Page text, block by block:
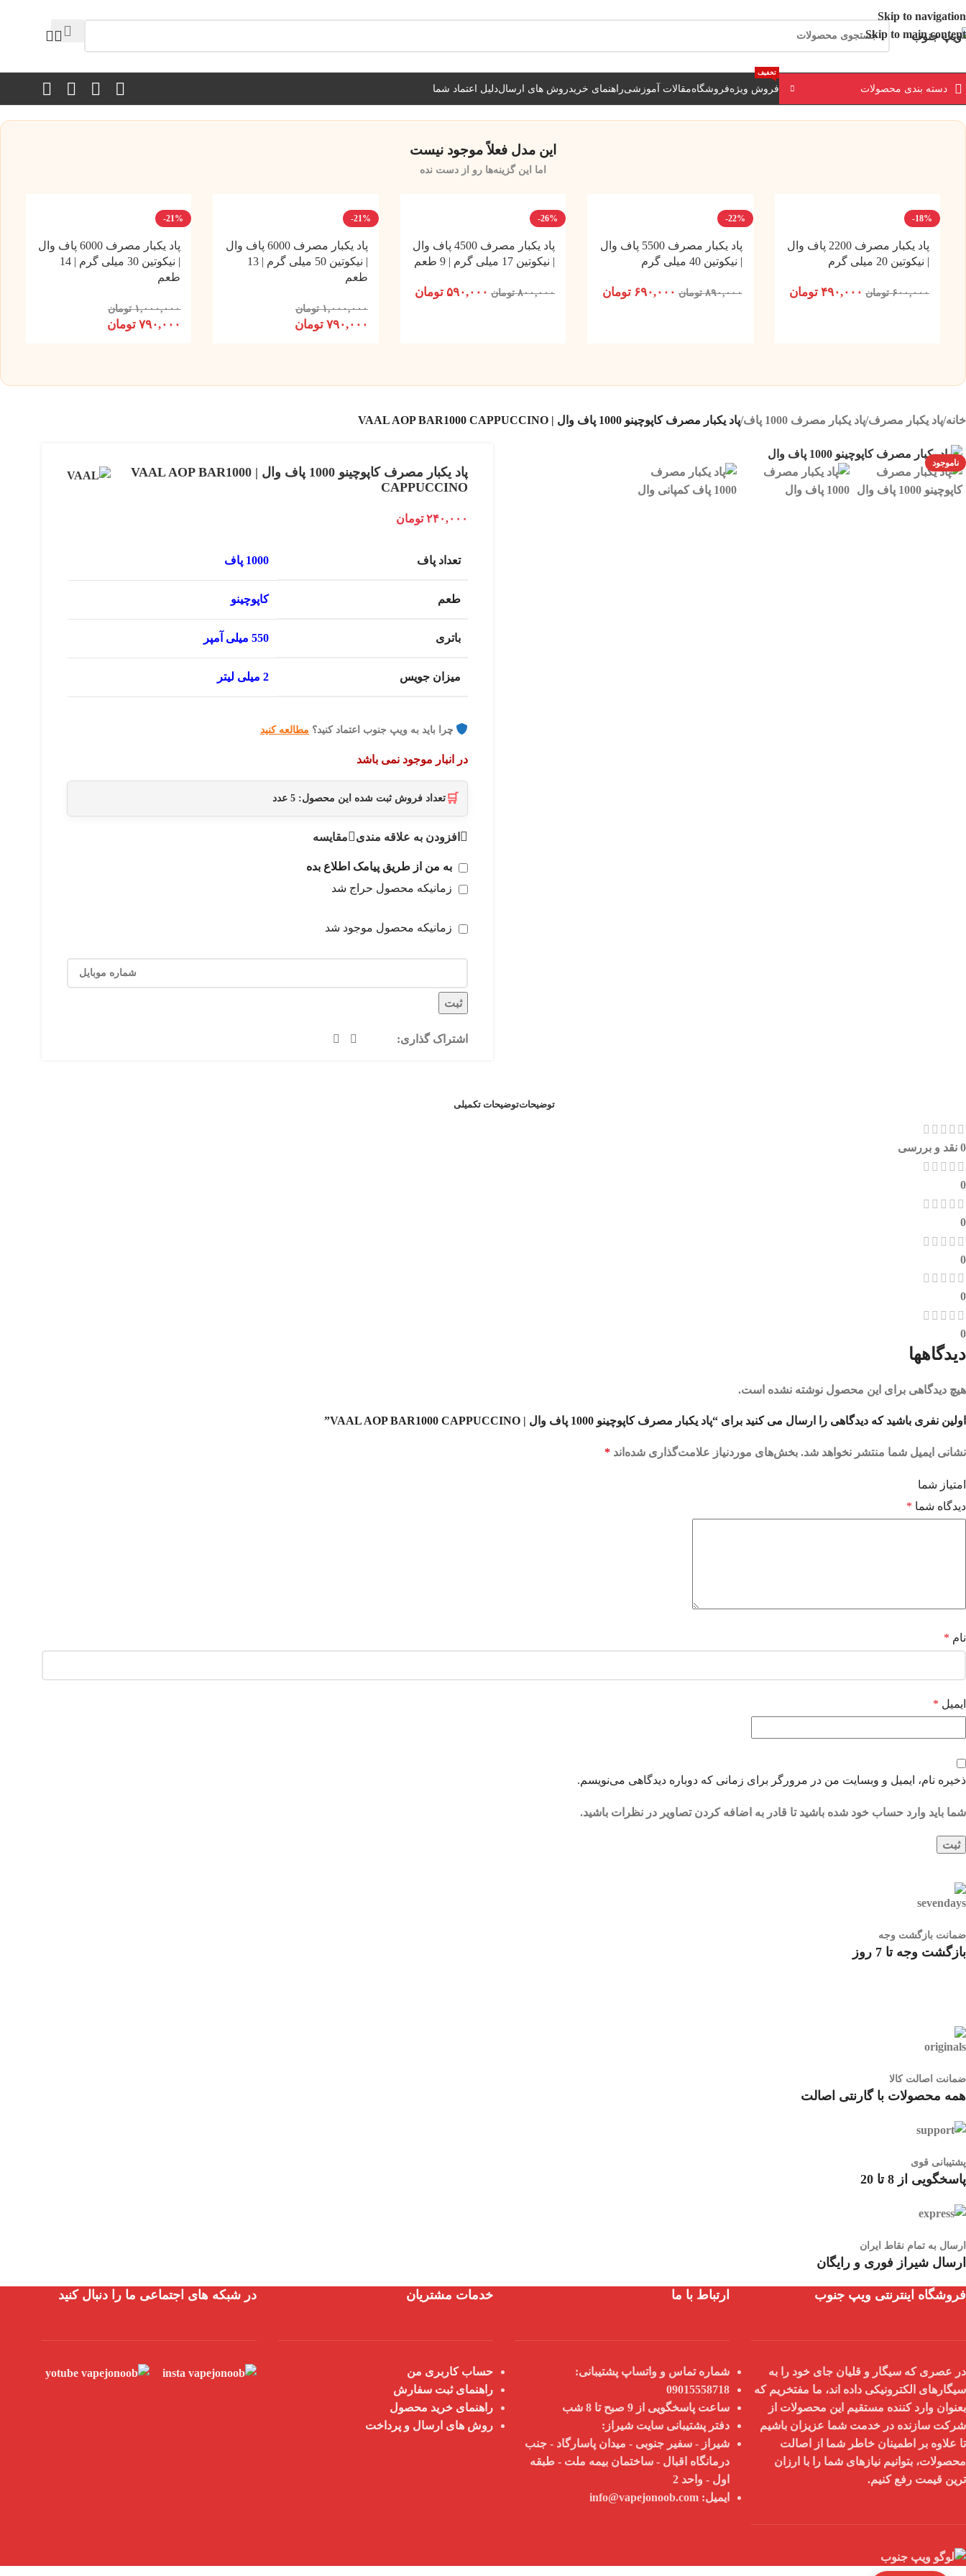
Skip to navigation
Skip to main content
دسته بندی محصولات فروش ویژه
تخفیف
فروشگاهمقالات آموزشیراهنمای خریدروش های ارسالدلیل اعتماد شما
این مدل فعلاً موجود نیست
اما این گزینه‌ها رو از دست نده
-18%
پاد یکبار مصرف 2200 پاف وال
| نیکوتین 20 میلی گرم
۶۰۰,۰۰۰ تومان ۴۹۰,۰۰۰ تومان
-22%
پاد یکبار مصرف 5500 پاف وال
| نیکوتین 40 میلی گرم
۸۹۰,۰۰۰ تومان ۶۹۰,۰۰۰ تومان
-26%
پاد یکبار مصرف 4500 پاف وال
| نیکوتین 17 میلی گرم | 9 طعم
۸۰۰,۰۰۰ تومان ۵۹۰,۰۰۰ تومان
-21%
پاد یکبار مصرف 6000 پاف وال
| نیکوتین 50 میلی گرم | 13
طعم
۱,۰۰۰,۰۰۰ تومان
۷۹۰,۰۰۰ تومان
-21%
پاد یکبار مصرف 6000 پاف وال
| نیکوتین 30 میلی گرم | 14
طعم
۱,۰۰۰,۰۰۰ تومان
۷۹۰,۰۰۰ تومان
خانه/پاد یکبار مصرف/پاد یکبار مصرف 1000 پاف /پاد یکبار مصرف کاپوچینو 1000 پاف وال | VAAL AOP BAR1000 CAPPUCCINO
ناموجود
پاد یکبار مصرف کاپوچینو 1000 پاف وال | VAAL AOP BAR1000
CAPPUCCINO
۲۴۰,۰۰۰ تومان
تعداد پاف 1000 پاف
طعم کاپوچینو
باتری 550 میلی آمپر
میزان جویس 2 میلی لیتر
چرا باید به ویپ جنوب اعتماد کنید؟ مطالعه کنید
در انبار موجود نمی باشد
🛒 تعداد فروش ثبت شده این محصول: 5عدد
افزودن به علاقه مندی مقایسه
به من از طریق پیامک اطلاع بده
زمانیکه محصول حراج شد
زمانیکه محصول موجود شد
ثبت
اشتراک گذاری:
توضیحاتتوضیحات تکمیلی
0 نقد و بررسی
0
0
0
0
0
دیدگاهها
هیچ دیدگاهی برای این محصول نوشته نشده است.
اولین نفری باشید که دیدگاهی را ارسال می کنید برای “پاد یکبار مصرف کاپوچینو 1000 پاف وال | VAAL AOP BAR1000 CAPPUCCINO”
نشانی ایمیل شما منتشر نخواهد شد. بخش‌های موردنیاز علامت‌گذاری شده‌اند *
امتیاز شما
دیدگاه شما *
نام *
ایمیل *
ذخیره نام، ایمیل و وبسایت من در مرورگر برای زمانی که دوباره دیدگاهی می‌نویسم.
شما باید وارد حساب خود شده باشید تا قادر به اضافه کردن تصاویر در نظرات باشید.
ضمانت بازگشت وجه
بازگشت وجه تا 7 روز
ضمانت اصالت کالا
همه محصولات با گارنتی اصالت
پشتیبانی قوی
پاسخگویی از 8 تا 20
ارسال به تمام نقاط ایران
ارسال شیراز فوری و رایگان
فروشگاه اینترنتی ویپ جنوب
در عصری که سیگار و قلیان جای خود را به
سیگارهای الکترونیکی داده اند، ما مفتخریم که
بعنوان وارد کننده مستقیم این محصولات از
شرکت سازنده در خدمت شما عزیزان باشیم
تا علاوه بر اطمینان خاطر شما از
اصالت
محصولات، بتوانیم نیازهای شما را با ارزان
ترین قیمت رفع کنیم.
ارتباط با ما
شماره تماس و واتساپ پشتیبانی:
09015558718
ساعت پاسخگویی از 9 صبح تا 8 شب
دفتر پشتیبانی سایت شیراز:
شیراز - سفیر جنوبی - میدان پاسارگاد - جنب
درمانگاه اقبال - ساختمان بیمه ملت - طبقه
اول - واحد 2
ایمیل:
خدمات مشتریان
حساب کاربری من
راهنمای ثبت سفارش
راهنمای خرید محصول
روش های ارسال و پرداخت
در شبکه های اجتماعی ما را دنبال کنید